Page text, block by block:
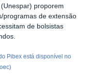
(Unespar) proporem
programas de extensão
de bolsistas
Pibex está disponível no